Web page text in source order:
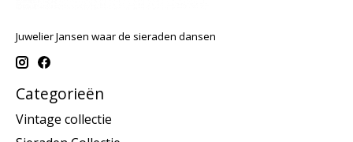
Juwelier Jansen waar de sieraden dansen
Categorieën
Vintage collectie